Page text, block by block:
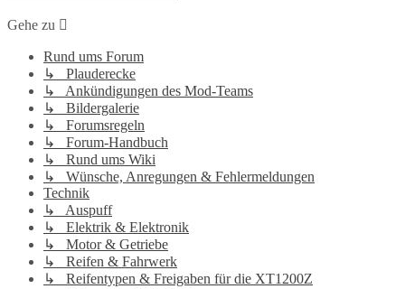
Gehe zu
Rund ums Forum
↳ Plauderecke
↳ Ankündigungen des Mod-Teams
↳ Bildergalerie
↳ Forumsregeln
↳ Forum-Handbuch
↳ Rund ums Wiki
↳ Wünsche, Anregungen & Fehlermeldungen
Technik
↳ Auspuff
↳ Elektrik & Elektronik
↳ Motor & Getriebe
↳ Reifen & Fahrwerk
↳ Reifentypen & Freigaben für die XT1200Z